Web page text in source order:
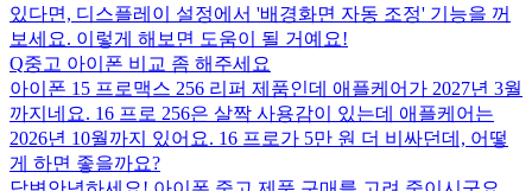
있다면, 디스플레이 설정에서 '배경화면 자동 조정' 기능을 꺼
보세요. 이렇게 해보면 도움이 될 거예요!
Q중고 아이폰 비교 좀 해주세요
아이폰 15 프로맥스 256 리퍼 제품인데 애플케어가 2027년 3월
까지네요. 16 프로 256은 살짝 사용감이 있는데 애플케어는
2026년 10월까지 있어요. 16 프로가 5만 원 더 비싸던데, 어떻
게 하면 좋을까요?